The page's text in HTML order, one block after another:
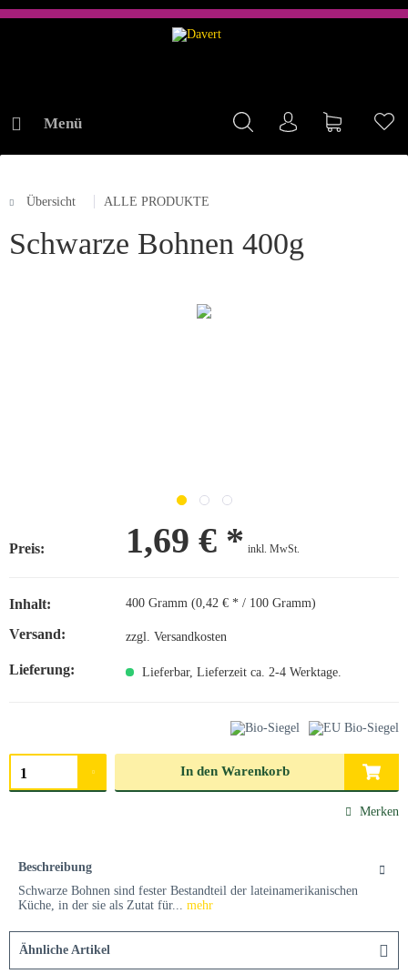
Menü Mein KontoWarenkorb
Übersicht ALLE PRODUKTE
ONLINE-SHOP
Schwarze Bohnen 400g
Preis: 1,69 € * inkl. MwSt.
Inhalt: 400 Gramm (0,42 € * / 100 Gramm)
Versand: zzgl. Versandkosten
Lieferung: Lieferbar, Lieferzeit ca. 2-4 Werktage.
Menge auswählen
In den Warenkorb
Merken
Beschreibung
Schwarze Bohnen sind fester Bestandteil der lateinamerikanischen
Küche, in der sie als Zutat für... mehr
Ähnliche Artikel